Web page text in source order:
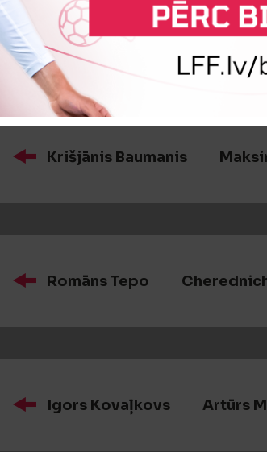
Tomass Ragausks
Krišjānis Baumanis
Romāns Tepo
Igors Kovaļkovs Artūrs